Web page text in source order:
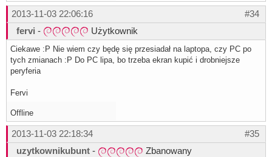
#34
2013-11-03 22:06:16
fervi - Użytkownik
Ciekawe :P Nie wiem czy będę się przesiadał na laptopa, czy PC po
tych zmianach :P Do PC lipa, bo trzeba ekran kupić i drobniejsze
peryferia
Fervi
Offline
#35
2013-11-03 22:18:34
uzytkownikubunt - Zbanowany